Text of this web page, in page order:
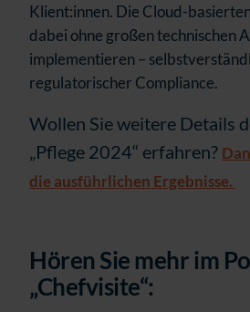
Klient:innen. Die Cloud-
dabei ohne großen technischen
implementieren –
regulatorischer Compliance.
Wollen Sie weitere Details
„Pflege 2024“ erfahren?
die ausführlichen Ergebnisse.
Hören Sie mehr im
„Chefvisite“: